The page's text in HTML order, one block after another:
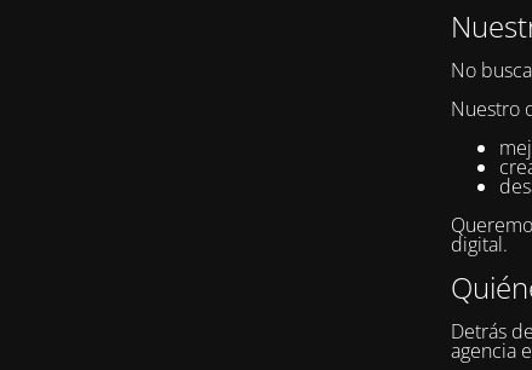
No
Nuestro
digital.
Detrás
agencia